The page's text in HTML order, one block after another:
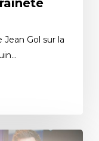
Gol sur la